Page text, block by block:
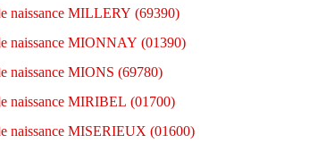
naissance MILLERY (69390)
naissance MIONNAY (01390)
naissance MIONS (69780)
naissance MIRIBEL (01700)
naissance MISERIEUX (01600)